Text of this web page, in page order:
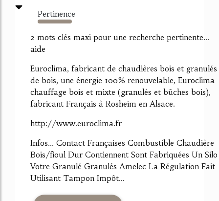
Pertinence
2157%
2 mots clés maxi pour une recherche pertinente...
aide
Euroclima, fabricant de chaudières bois et granulés
de bois, une énergie 100% renouvelable, Euroclima
chauffage bois et mixte (granulés et bûches bois),
fabricant Français à Rosheim en Alsace.
http://www.euroclima.fr
Infos... Contact Françaises Combustible Chaudière
Bois/fioul Dur Contiennent Sont Fabriquées Un Silo
Votre Granulé Granulés Amelec La Régulation Fait
Utilisant Tampon Impôt...